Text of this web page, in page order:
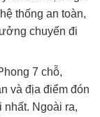
thống an toàn,
chuyến đi
7 chỗ,
và địa điểm đón
nhất. Ngoài ra,